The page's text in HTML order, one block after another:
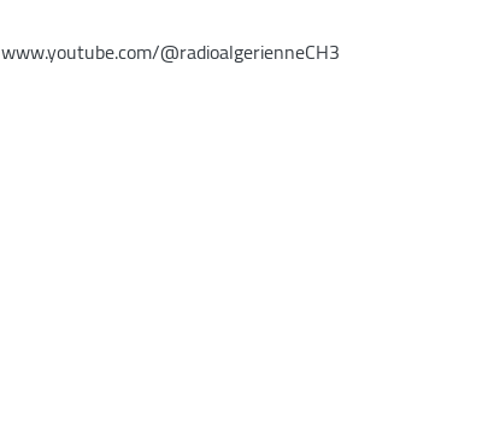
www.youtube.com/@radioalgerienneCH3